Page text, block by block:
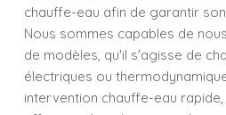
chauffe-eau afin de garantir
Nous sommes capables de
de modèles, qu'il s'agisse de
électriques ou
intervention chauffe-eau